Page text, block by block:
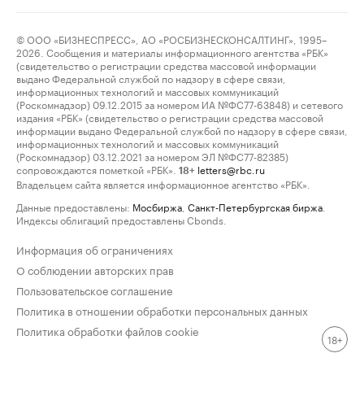
© ООО «БИЗНЕСПРЕСС», АО «РОСБИЗНЕСКОНСАЛТИНГ», 1995–
2026. Сообщения и материалы информационного агентства «РБК»
(свидетельство о регистрации средства массовой информации
выдано Федеральной службой по надзору в сфере связи,
информационных технологий и массовых коммуникаций
(Роскомнадзор) 09.12.2015 за номером ИА №ФС77-63848) и сетевого
издания «РБК» (свидетельство о регистрации средства массовой
информации выдано Федеральной службой по надзору в сфере связи,
информационных технологий и массовых коммуникаций
(Роскомнадзор) 03.12.2021 за номером ЭЛ №ФС77-82385)
сопровождаются пометкой «РБК».
18+ letters@rbc.ru
Владельцем сайта является информационное агентство «РБК».
Данные предоставлены: Мосбиржа Санкт-Петербургская биржа
Индексы облигаций предоставлены Cbonds.
Информация об ограничениях
О соблюдении авторских прав
Пользовательское соглашение
Политика в отношении обработки персональных данных
Политика обработки файлов cookie
18+